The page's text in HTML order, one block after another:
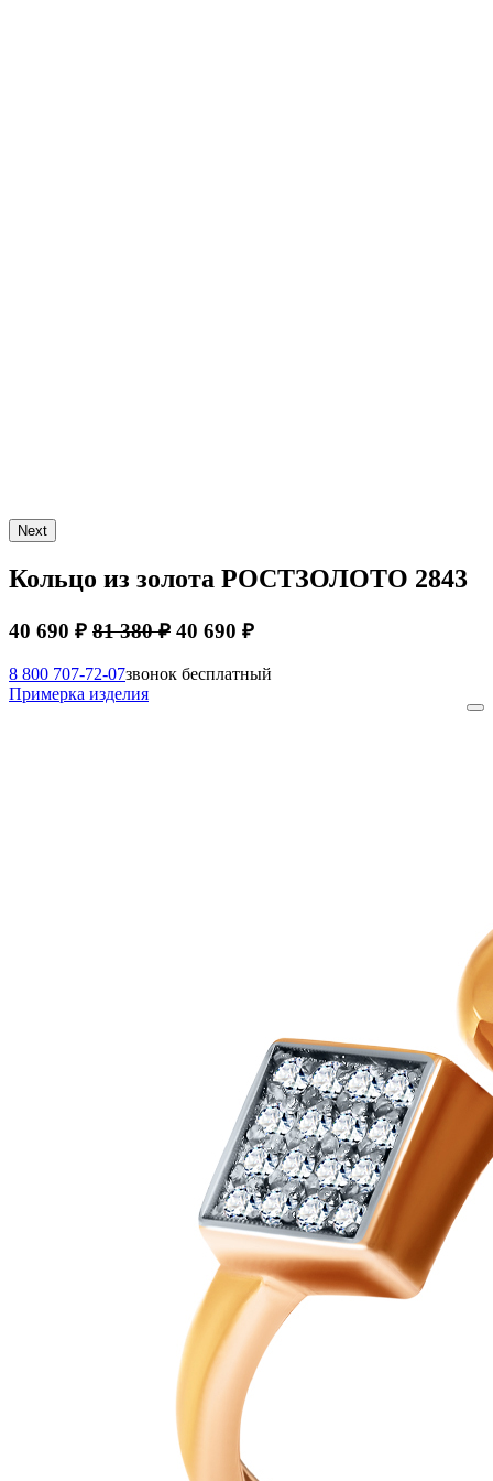
Next
Кольцо из золота РОСТЗОЛОТО 2843
40 690 ₽ 81 380 ₽ 40 690 ₽
8 800 707-72-07звонок бесплатный
Примерка изделия